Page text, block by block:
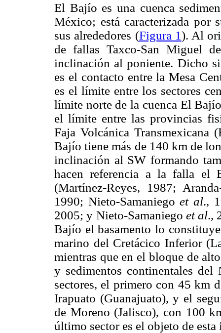
El Bajío es una cuenca
México; está caracterizada por
sus alrededores (Figura 1). Al
de fallas Taxco-San Miguel
inclinación al poniente. Dicho
es el contacto entre la Mesa
es el límite entre los sectores
límite norte de la cuenca El
el límite entre las provincias
Faja Volcánica
Bajío tiene más de 140 km de
inclinación al SW formando
hacen referencia a la falla el
(Martínez-Reyes, 1987;
1990; Nieto-Samaniegoet al.,
2005; y Nieto-Samaniego et al.,
Bajío el basamento lo
marino del Cretácico Inferior
mientras que en el bloque de
y sedimentos continentales
sectores, el primero con 45 km
Irapuato (Guanajuato), y el
de Moreno (Jalisco), con 100
último sector es el objeto de